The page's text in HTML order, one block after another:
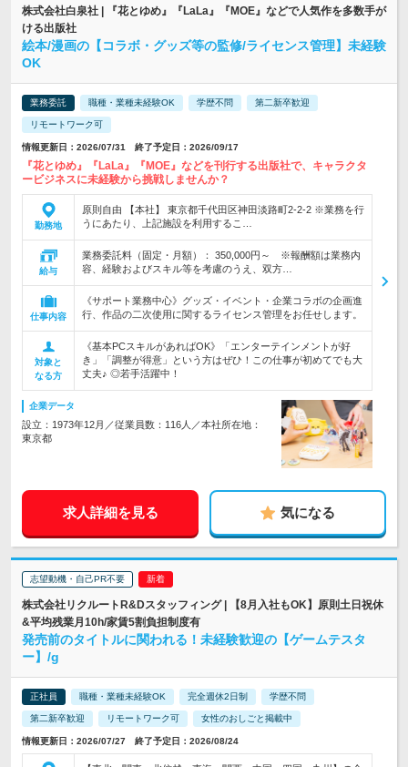
株式会社白泉社 | 『花とゆめ』『LaLa』『MOE』などで人気作を多数手が
ける出版社
絵本/漫画の【コラボ・グッズ等の監修/ライセンス管理】未経験
OK
業務委託 職種・業種未経験OK 学歴不問 第二新卒歓迎
リモートワーク可
情報更新日：2026/07/31 終了予定日：2026/09/17
『花とゆめ』『LaLa』『MOE』などを刊行する出版社で、キャラクタ
ービジネスに未経験から挑戦しませんか？
勤務地
原則自由 【本社】 東京都千代田区神田淡路町2-2-2 ※業務を行
うにあたり、上記施設を利用するこ…
給与
業務委託料（固定・月額）： 350,000円～ ※報酬額は業務内
容、経験およびスキル等を考慮のうえ、双方…
仕事内容
《サポート業務中心》グッズ・イベント・企業コラボの企画進
行、作品の二次使用に関するライセンス管理をお任せします。
対象と
なる方
《基本PCスキルがあればOK》「エンターテインメントが好
き」「調整が得意」という方はぜひ！この仕事が初めてでも大
丈夫♪ ◎若手活躍中！
企業データ
設立：1973年12月／従業員数：116人／本社所在地：
東京都
求人詳細を見る 気になる
志望動機・自己PR不要
株式会社リクルートR&Dスタッフィング | 【8月入社もOK】原則土日祝休
&平均残業月10h/家賃5割負担制度有
発売前のタイトルに関われる！未経験歓迎の【ゲームテスタ
ー】/g
正社員 職種・業種未経験OK 完全週休2日制 学歴不問
第二新卒歓迎 リモートワーク可 女性のおしごと掲載中
情報更新日：2026/07/27 終了予定日：2026/08/24